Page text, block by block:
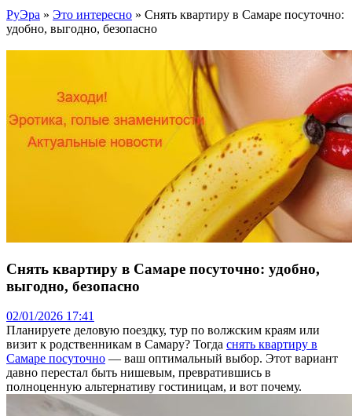
РуЭра » Это интересно » Снять квартиру в Самаре посуточно:
удобно, выгодно, безопасно
Снять квартиру в Самаре посуточно: удобно,
выгодно, безопасно
02/01/2026 17:41
Планируете деловую поездку, тур по волжским краям или
визит к родственникам в Самару? Тогда снять квартиру в
Самаре посуточно — ваш оптимальный выбор. Этот вариант
давно перестал быть нишевым, превратившись в
полноценную альтернативу гостиницам, и вот почему.